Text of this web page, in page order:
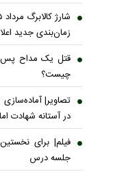
زمان‌بندی جدید
چیست؟
تصاویر|
در آستانه شهادت
فیلم| برای
جلسه درس